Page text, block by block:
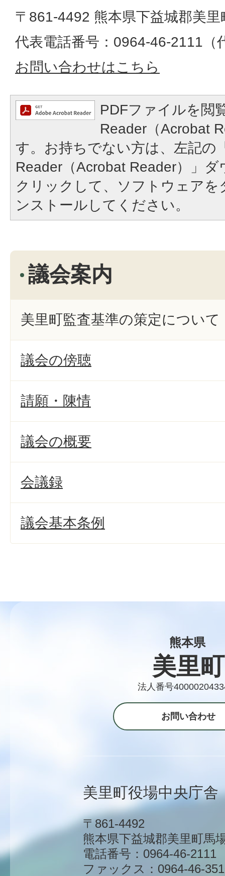
〒861-4492 熊本県下益城郡美
代表電話番号：0964-46-2111（
お問い合わせはこちら
PDFファイルを閲
Reader（Acrobat
す。お持ちでない方は、左記の
Reader（Acrobat Reader）」
クリックして、ソフトウェア
ンストールしてください。
議会案内
美里町監査基準の策定について
議会の傍聴
請願・陳情
議会の概要
会議録
議会基本条例
熊本県
美里町
法人番号
お問い合わせ
美里町役場中央庁舎
〒861-4492
熊本県下益城郡美里町馬
電話番号：0964-46-2111
ファックス：0964-46-